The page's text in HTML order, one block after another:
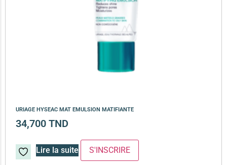
URIAGE HYSEAC MAT EMULSION MATIFIANTE
34,700 TND
Lire la suite